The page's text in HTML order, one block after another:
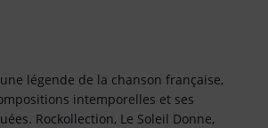
légende de la chanson française,
intemporelles et ses
Rockollection, Le Soleil Donne,